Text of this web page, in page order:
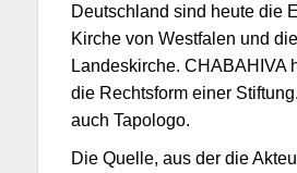
Deutschland sind heute die
Kirche von Westfalen und
Landeskirche. CHABAHIVA
die Rechtsform einer
auch Tapologo.
Die Quelle, aus der die